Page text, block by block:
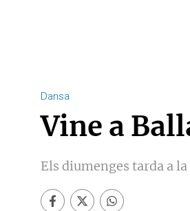
Dansa
Vine a
Els diumenges tarda a